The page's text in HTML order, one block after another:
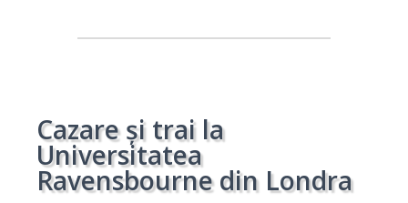
Cazare și trai la
Universitatea
Ravensbourne din Londra